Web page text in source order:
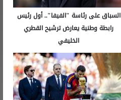
السباق على رئاسة "الفيفا".. أول رئيس
رابطة وطنية يعارض ترشيح القطري
الخليفي